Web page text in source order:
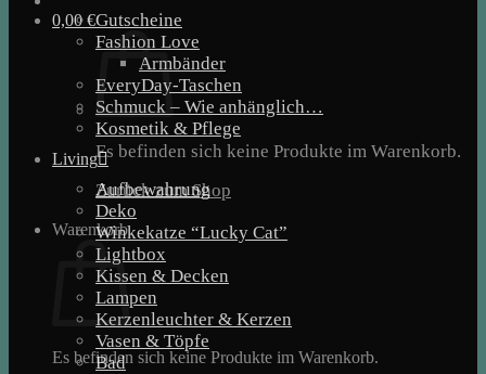
0,00€
Es befinden sich keine Produkte im Warenkorb.
Zurück zum Shop
Warenkorb
Es befinden sich keine Produkte im Warenkorb.
Gutscheine
Fashion Love
Armbänder
EveryDay-Taschen
Schmuck – Wie anhänglich…
Kosmetik & Pflege
Living
Aufbewahrung
Deko
Winkekatze “Lucky Cat”
Lightbox
Kissen & Decken
Lampen
Kerzenleuchter & Kerzen
Vasen & Töpfe
Bad